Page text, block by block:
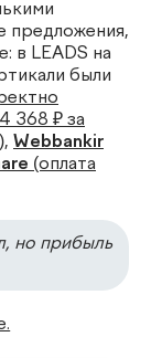
предложения,
в LEADS на
были
368 ₽ за
, Webbankir
(оплата
но прибыль